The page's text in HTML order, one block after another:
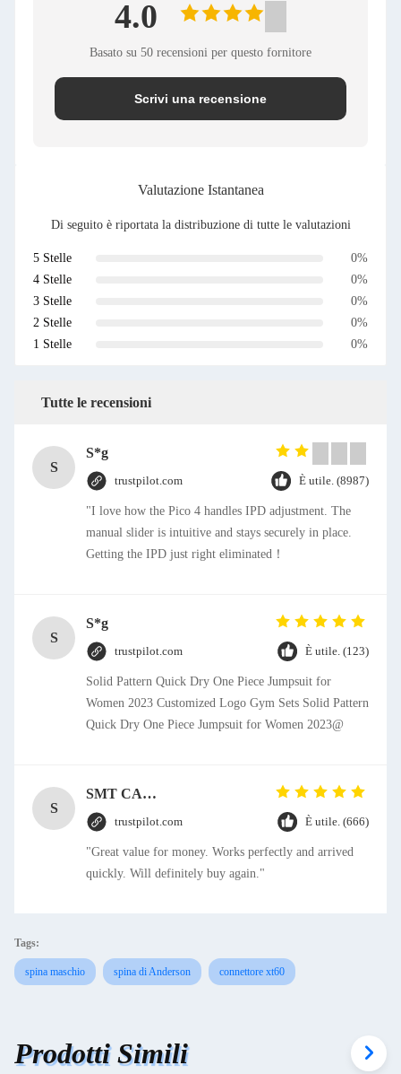
4.0
Basato su 50 recensioni per questo fornitore
Scrivi una recensione
Valutazione Istantanea
Di seguito è riportata la distribuzione di tutte le valutazioni
5 Stelle
0%
4 Stelle
0%
3 Stelle
0%
2 Stelle
0%
1 Stelle
0%
Tutte le recensioni
S
S*g
trustpilot.com È utile. (8987)
"I love how the Pico 4 handles IPD adjustment. The
manual slider is intuitive and stays securely in place.
Getting the IPD just right eliminated！
S
S*g
trustpilot.com È utile. (123)
Solid Pattern Quick Dry One Piece Jumpsuit for
Women 2023 Customized Logo Gym Sets Solid Pattern
Quick Dry One Piece Jumpsuit for Women 2023@
S
SMT CAP Type Box Header Connector 1.27mm Pitch Gold Flash Contact Plating
trustpilot.com È utile. (666)
"Great value for money. Works perfectly and arrived
quickly. Will definitely buy again."
Tags:
spina maschio spina di Anderson connettore xt60
Prodotti Simili